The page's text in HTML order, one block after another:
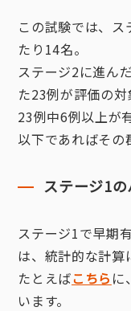
この試験では、
たり14名。
ステージ2に進ん
た23例が評価の対
23例中6例以上が
以下であればその
ステージ1
ステージ1で早期
は、統計的な計算
たとえばこちら に
います。